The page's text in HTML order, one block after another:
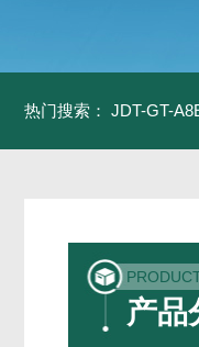
热门搜索： JDT-GT-
产品